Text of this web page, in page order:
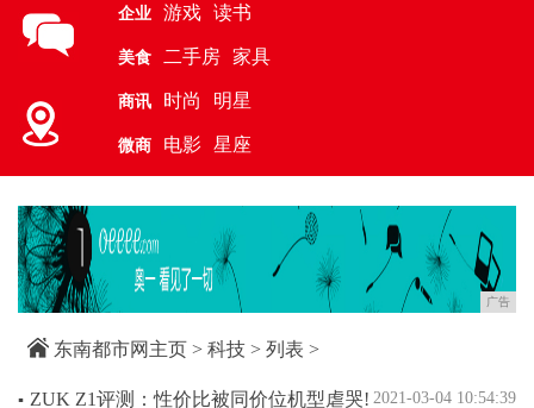
企业 游戏 读书
美食 二手房 家具
商讯 时尚 明星
微商 电影 星座
广告
东南都市网主页 > 科技 > 列表 >
▪ ZUK Z1评测：性价比被同价位机型虐哭! 2021-03-04 10:54:39